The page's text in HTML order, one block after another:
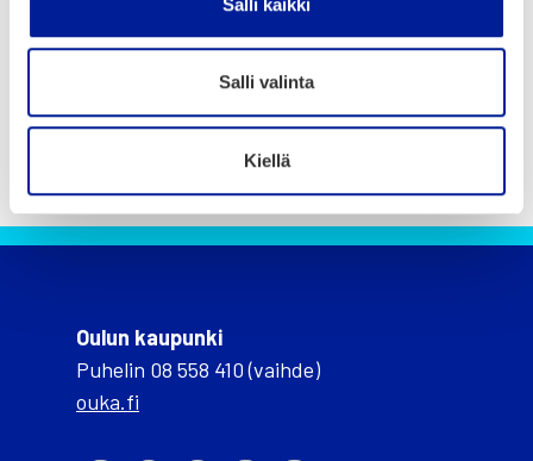
Salli valinta
Kiellä
Oulun kaupunki
Puhelin 08 558 410 (vaihde)
ouka.fi